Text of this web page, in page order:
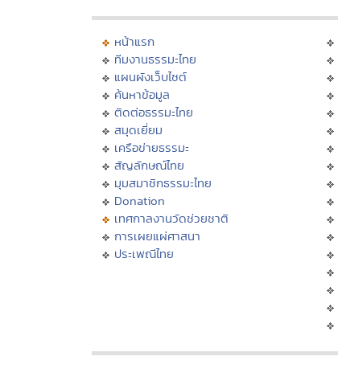
หน้าแรก
ทีมงานธรรมะไทย
แผนผังเว็บไซต์
ค้นหาข้อมูล
ติดต่อธรรมะไทย
สมุดเยี่ยม
เครือข่ายธรรมะ
สัญลักษณ์ไทย
มุมสมาชิกธรรมะไทย
Donation
เทศกาลงานวัดช่วยชาติ
การเผยแผ่ศาสนา
ประเพณีไทย